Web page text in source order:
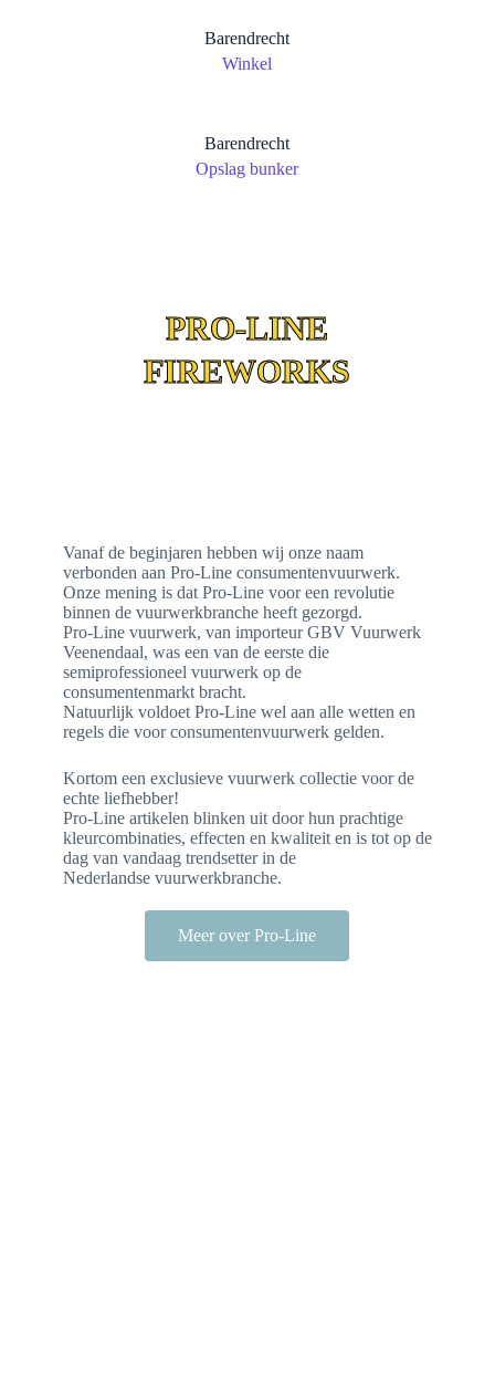
Barendrecht
Winkel
Barendrecht
Opslag bunker
PRO-LINE
FIREWORKS
Vanaf de beginjaren hebben wij onze naam
verbonden aan Pro-Line consumentenvuurwerk.
Onze mening is dat Pro-Line voor een revolutie
binnen de vuurwerkbranche heeft gezorgd.
Pro-Line vuurwerk, van importeur GBV Vuurwerk
Veenendaal, was een van de eerste die
semiprofessioneel vuurwerk op de
consumentenmarkt bracht.
Natuurlijk voldoet Pro-Line wel aan alle wetten en
regels die voor consumentenvuurwerk gelden.
Kortom een exclusieve vuurwerk collectie voor de
echte liefhebber!
Pro-Line artikelen blinken uit door hun prachtige
kleurcombinaties, effecten en kwaliteit en is tot op de
dag van vandaag trendsetter in de
Nederlandse vuurwerkbranche.
Meer over Pro-Line